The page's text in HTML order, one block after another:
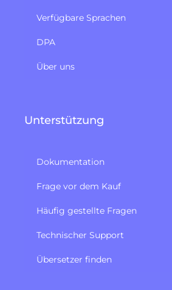
Verfügbare Sprachen
DPA
Über uns
Unterstützung
Dokumentation
Frage vor dem Kauf
Häufig gestellte Fragen
Technischer Support
Übersetzer finden